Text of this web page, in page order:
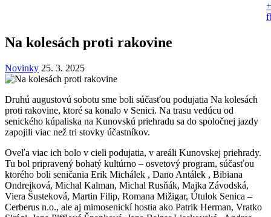
Na kolesách proti rakovine
Novinky 25. 3. 2025
Druhú augustovú sobotu sme boli súčasťou podujatia Na kolesách
proti rakovine, ktoré sa konalo v Senici. Na trasu vedúcu od
senického kúpaliska na Kunovskú priehradu sa do spoločnej jazdy
zapojili viac než tri stovky účastníkov.
Oveľa viac ich bolo v cieli podujatia, v areáli Kunovskej priehrady.
Tu bol pripravený bohatý kultúrno – osvetový program, súčasťou
ktorého boli seničania Erik Michálek , Dano Antálek , Bibiana
Ondrejková, Michal Kalman, Michal Rusňák, Majka Závodská,
Viera Šusteková, Martin Filip, Romana Mižigar, Útulok Senica –
Cerberus n.o., ale aj mimosenickí hostia ako Patrik Herman, Vratko